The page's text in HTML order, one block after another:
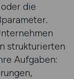
die
strukturierten
Aufgaben: